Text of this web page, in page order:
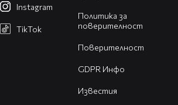
Политика за
поверителност
Поверителност
GDPR Инфо
Известия
Instagram
TikTok